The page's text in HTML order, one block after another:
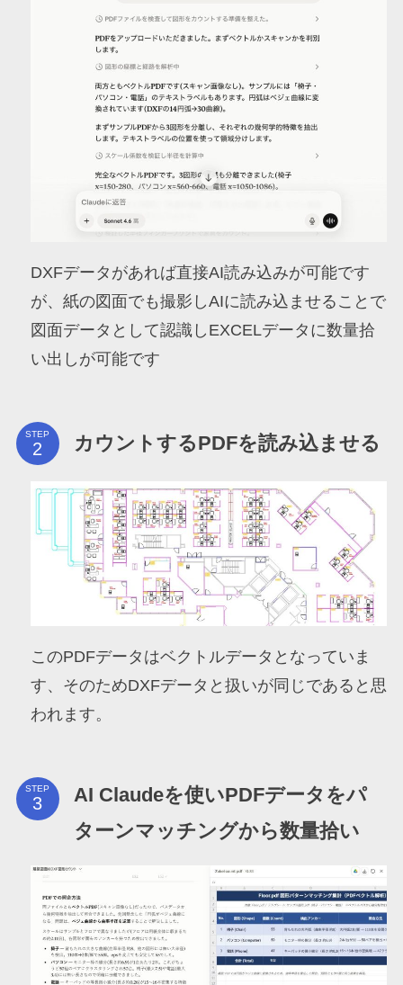
DXFデータがあれば直接AI読み込みが可能です
が、紙の図面でも撮影しAIに読み込ませることで
図面データとして認識しEXCELデータに数量拾
い出しが可能です
STEP カウントするPDFを読み込ませる
このPDFデータはベクトルデータとなっていま
す、そのためDXFデータと扱いが同じであると思
われます。
STEP
AI Claudeを使いPDFデータをパ
ターンマッチングから数量拾い